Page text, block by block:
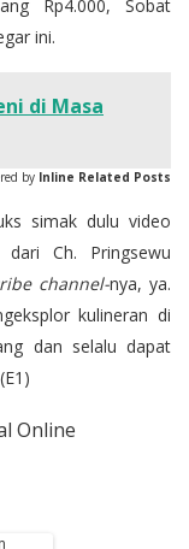
Rp4.000, Sobat
ini.
di Masa
by Inline Related Posts
simak dulu video
Ch. Pringsewu
channel-nya, ya.
kulineran di
dan selalu dapat